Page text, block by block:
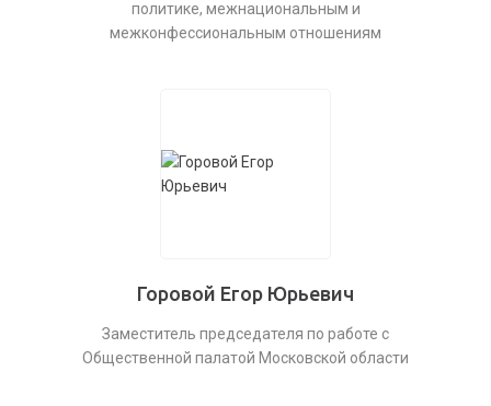
политике, межнациональным и
межконфессиональным отношениям
Горовой Егор Юрьевич
Заместитель председателя по работе с
Общественной палатой Московской области